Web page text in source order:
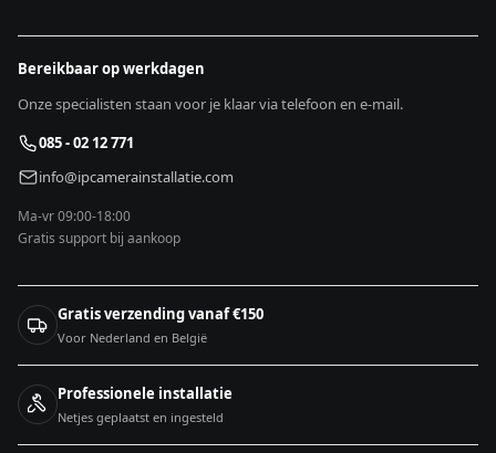
Bereikbaar op werkdagen
Onze specialisten staan voor je klaar via telefoon en e-mail.
085 - 02 12 771
info@ipcamerainstallatie.com
Ma-vr 09:00-18:00
Gratis support bij aankoop
Gratis verzending vanaf €150
Voor Nederland en België
Professionele installatie
Netjes geplaatst en ingesteld